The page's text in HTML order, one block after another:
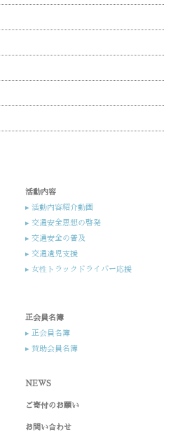
活動内容
▸ 活動内容紹介動画
▸ 交通安全思想の啓発
▸ 交通安全の普及
▸ 交通遺児支援​
▸ 女性トラックドライバー応援​
正会員名簿
▸ 正会員名簿
▸ 賛助会員名簿
NEWS
ご寄付のお願い
お問い合わせ